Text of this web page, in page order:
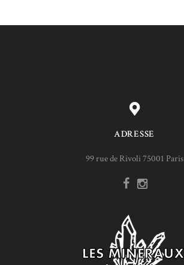
ADRESSE
99 rue de Rivoli 75001 Paris